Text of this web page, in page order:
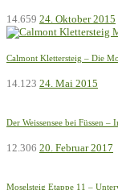
14.659 24. Oktober 2015
Calmont Klettersteig – Die
14.123 24. Mai 2015
Der Weissensee bei Füssen
12.306 20. Februar 2017
Moselsteig Etappe 11 –